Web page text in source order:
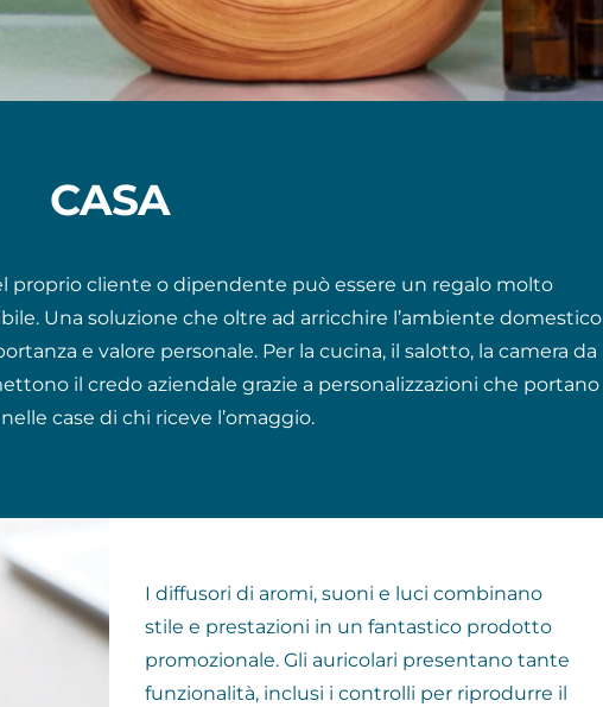
CASA
proprio cliente o dipendente può essere un regalo molto
Una soluzione che oltre ad arricchire l’ambiente domestico
e valore personale. Per la cucina, il salotto, la camera da
il credo aziendale grazie a personalizzazioni che portano
case di chi riceve l’omaggio.
I diffusori di aromi, suoni e luci combinano
stile e prestazioni in un fantastico prodotto
promozionale. Gli auricolari presentano tante
funzionalità, inclusi i controlli per riprodurre il